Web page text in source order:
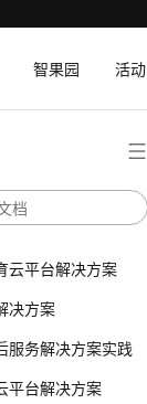
智果园 活动
云平台解决方案
决方案
服务解决方案实践
平台解决方案